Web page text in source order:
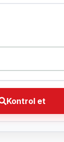
Kontrol et